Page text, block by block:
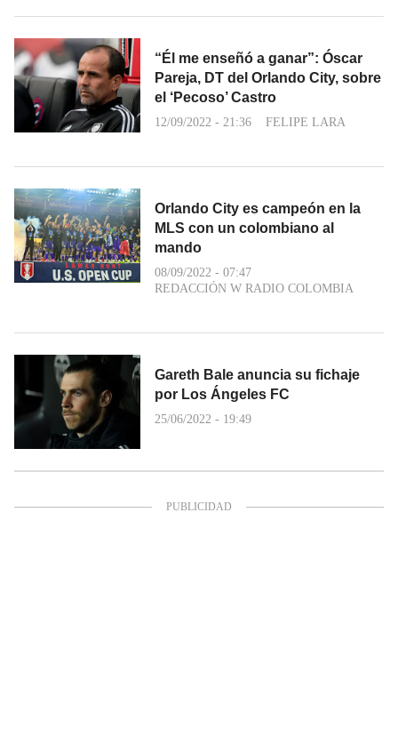
“Él me enseñó a ganar”: Óscar
Pareja, DT del Orlando City, sobre
el ‘Pecoso’ Castro
12/09/2022 - 21:36 FELIPE LARA
Orlando City es campeón en la
MLS con un colombiano al
mando
08/09/2022 - 07:47
REDACCIÓN W RADIO COLOMBIA
Gareth Bale anuncia su fichaje
por Los Ángeles FC
25/06/2022 - 19:49